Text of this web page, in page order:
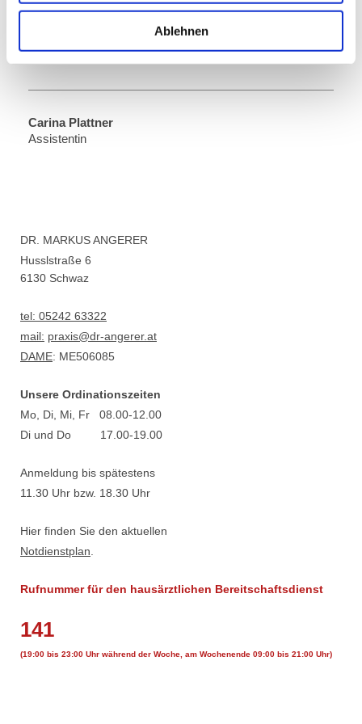
Ablehnen
Assistentin
Carina Plattner
Assistentin
DR. MARKUS ANGERER
Husslstraße 6
6130 Schwaz
tel: 05242 63322
mail: praxis@dr-angerer.at
DAME: ME506085
Unsere Ordinationszeiten
Mo, Di, Mi, Fr 08.00-12.00
Di und Do 17.00-19.00
Anmeldung bis spätestens
11.30 Uhr bzw. 18.30 Uhr
Hier finden Sie den aktuellen
Notdienstplan.
Rufnummer für den hausärztlichen Bereitschaftsdienst
141
(19:00 bis 23:00 Uhr während der Woche, am Wochenende 09:00 bis 21:00 Uhr)